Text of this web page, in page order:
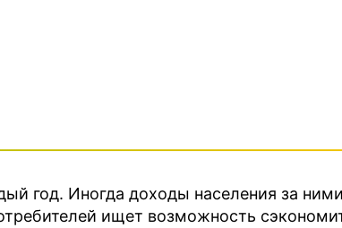
год. Иногда доходы населения за
ищет возможность